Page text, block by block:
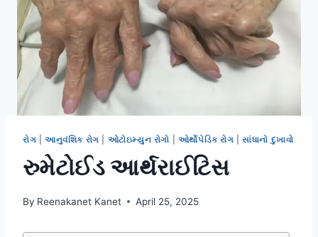
રોગ આનુવંશિક રોગ ઓટોઇમ્યુન રોગો ઓર્થોપેડિક રોગ |સાંધાનો દુખાવો
રુમેટોઈડ આર્થરાઈટિસ
By Reenakanet Kanet April 25, 2025